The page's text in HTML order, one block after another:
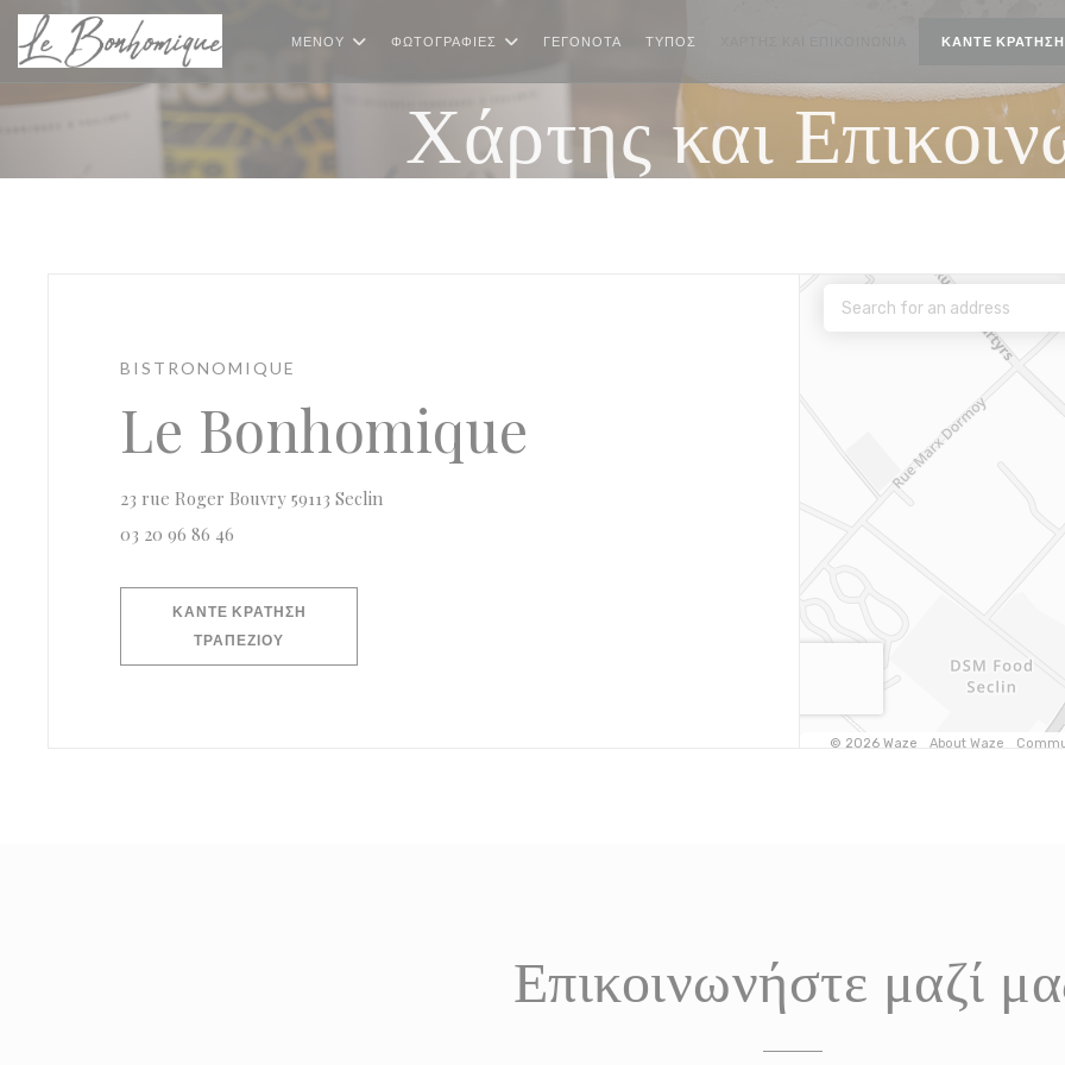
Πίνακας διαχείρισης "Μπισκότων" (Cookies)
ΜΕΝΟΎ ΦΩΤΟΓΡΑΦΊΕΣ ΓΕΓΟΝΌΤΑ ΤΎΠΟΣ ΚΆΝΤΕ
Χάρτης και
BISTRONOMIQUE
Le Bonhomique
23 rue Roger Bouvry 59113 Seclin
03 20 96 86 46
ΚΆΝΤΕ ΚΡΆΤΗΣΗ
ΤΡΑΠΕΖΙΟΎ
Επικοινωνήστε μαζί